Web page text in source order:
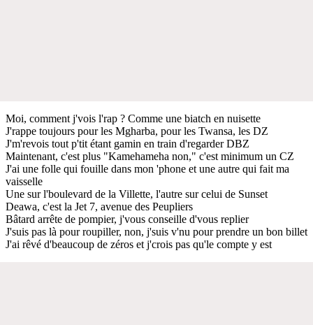
Moi, comment j'vois l'rap ? Comme une biatch en nuisette
J'rappe toujours pour les Mgharba, pour les Twansa, les DZ
J'm'revois tout p'tit étant gamin en train d'regarder DBZ
Maintenant, c'est plus "Kamehameha non," c'est minimum un CZ
J'ai une folle qui fouille dans mon 'phone et une autre qui fait ma
vaisselle
Une sur l'boulevard de la Villette, l'autre sur celui de Sunset
Deawa, c'est la Jet 7, avenue des Peupliers
Bâtard arrête de pompier, j'vous conseille d'vous replier
J'suis pas là pour roupiller, non, j'suis v'nu pour prendre un bon billet
J'ai rêvé d'beaucoup de zéros et j'crois pas qu'le compte y est